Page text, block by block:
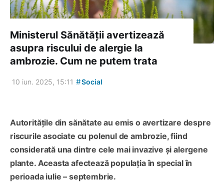
Ministerul Sănătății avertizează
asupra riscului de alergie la
ambrozie. Cum ne putem trata
10 iun. 2025, 15:11 #Social
Autoritățile din sănătate au emis o avertizare despre
riscurile asociate cu polenul de ambrozie, fiind
considerată una dintre cele mai invazive și alergene
plante. Aceasta afectează populația în special în
perioada iulie – septembrie.